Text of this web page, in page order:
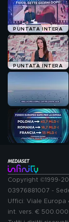
PUNTATA INTERA
PUNTATA INTERA
Copyright ©1999-
03976881007 -
Uffici: Viale Europa
int. vers. €